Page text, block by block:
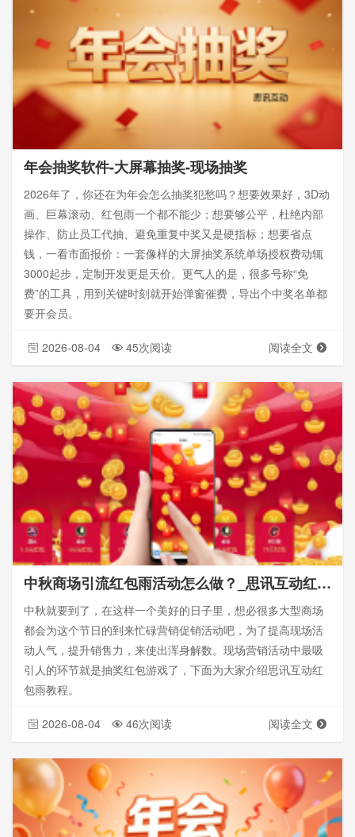
年会抽奖软件-大屏幕抽奖-现场抽奖
2026年了，你还在为年会怎么抽奖犯愁吗？想要效果好，3D动
画、巨幕滚动、红包雨一个都不能少；想要够公平，杜绝内部
操作、防止员工代抽、避免重复中奖又是硬指标；想要省点
钱，一看市面报价：一套像样的大屏抽奖系统单场授权费动辄
3000起步，定制开发更是天价。更气人的是，很多号称“免
费”的工具，用到关键时刻就开始弹窗催费，导出个中奖名单都
要开会员。
2026-08-04 45次阅读 阅读全文
中秋商场引流红包雨活动怎么做？_思讯互动红包雨教程分享
中秋就要到了，在这样一个美好的日子里，想必很多大型商场
都会为这个节日的到来忙碌营销促销活动吧，为了提高现场活
动人气，提升销售力，来使出浑身解数。现场营销活动中最吸
引人的环节就是抽奖红包游戏了，下面为大家介绍思讯互动红
包雨教程。
2026-08-04 46次阅读 阅读全文